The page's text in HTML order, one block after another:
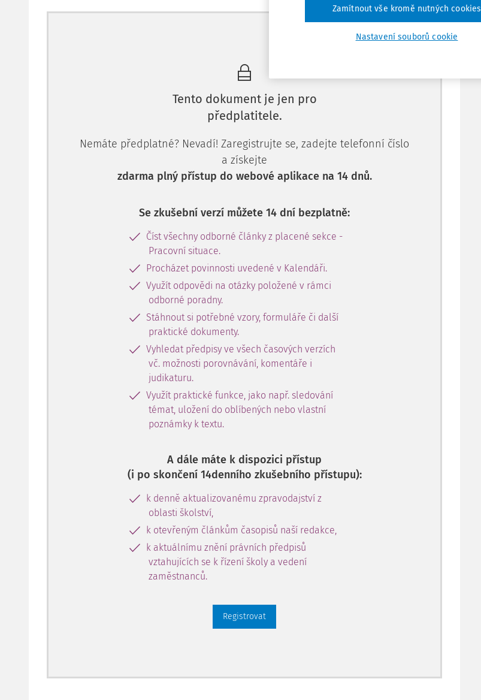
Tento dokument je jen pro
předplatitele.
Nemáte předplatné? Nevadí! Zaregistrujte se, zadejte telefonní číslo
a získejte
zdarma plný přístup do webové aplikace na 14 dnů.
Se zkušební verzí můžete 14 dní bezplatně:
Číst všechny odborné články z placené sekce -
Pracovní situace.
Procházet povinnosti uvedené v Kalendáři.
Využít odpovědi na otázky položené v rámci
odborné poradny.
Stáhnout si potřebné vzory, formuláře či další
praktické dokumenty.
Vyhledat předpisy ve všech časových verzích
vč. možnosti porovnávání, komentáře i
judikaturu.
Využít praktické funkce, jako např. sledování
témat, uložení do oblíbených nebo vlastní
poznámky k textu.
A dále máte k dispozici přístup
(i po skončení 14denního zkušebního přístupu):
k denně aktualizovanému zpravodajství z
oblasti školství,
k otevřeným článkům časopisů naší redakce,
k aktuálnímu znění právních předpisů
vztahujících se k řízení školy a vedení
zaměstnanců.
Registrovat
Nastavení souborů cookie
Zamítnout vše kromě nutných cookies